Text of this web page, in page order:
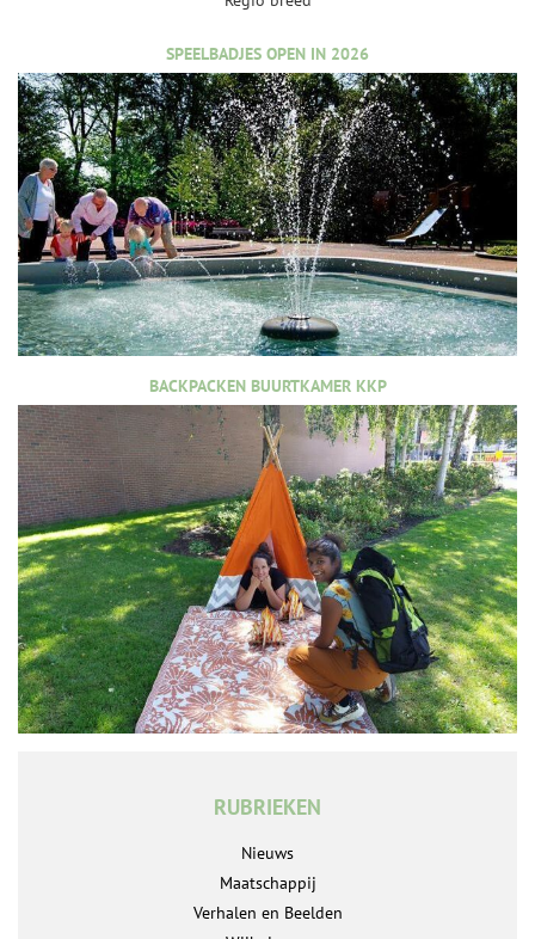
SPEELBADJES OPEN IN 2026
BACKPACKEN BUURTKAMER KKP
RUBRIEKEN
Nieuws
Maatschappij
Verhalen en Beelden